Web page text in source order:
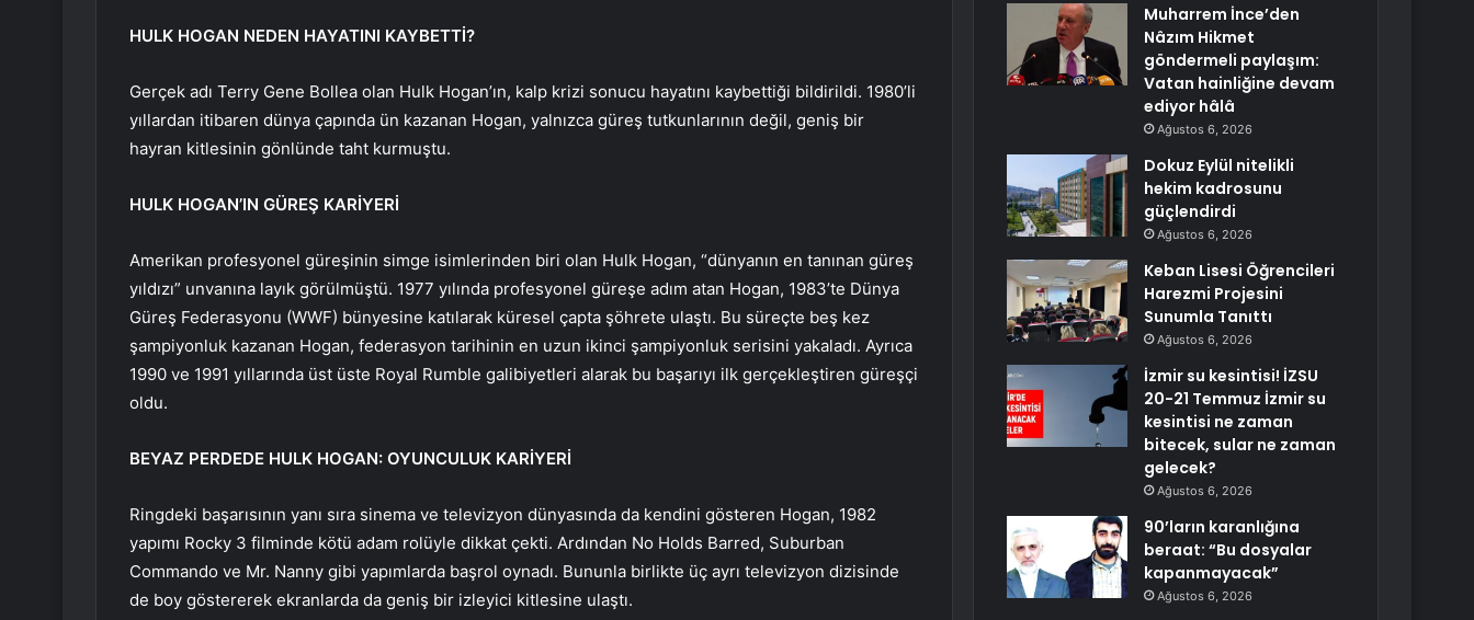
HULK HOGAN NEDEN HAYATINI KAYBETTİ?
Gerçek adı Terry Gene Bollea olan Hulk Hogan’ın, kalp krizi sonucu hayatını kaybettiği bildirildi. 1980’li
yıllardan itibaren dünya çapında ün kazanan Hogan, yalnızca güreş tutkunlarının değil, geniş bir
hayran kitlesinin gönlünde taht kurmuştu.
HULK HOGAN’IN GÜREŞ KARİYERİ
Amerikan profesyonel güreşinin simge isimlerinden biri olan Hulk Hogan, “dünyanın en tanınan güreş
yıldızı” unvanına layık görülmüştü. 1977 yılında profesyonel güreşe adım atan Hogan, 1983’te Dünya
Güreş Federasyonu (WWF) bünyesine katılarak küresel çapta şöhrete ulaştı. Bu süreçte beş kez
şampiyonluk kazanan Hogan, federasyon tarihinin en uzun ikinci şampiyonluk serisini yakaladı. Ayrıca
1990 ve 1991 yıllarında üst üste Royal Rumble galibiyetleri alarak bu başarıyı ilk gerçekleştiren güreşçi
oldu.
BEYAZ PERDEDE HULK HOGAN: OYUNCULUK KARİYERİ
Ringdeki başarısının yanı sıra sinema ve televizyon dünyasında da kendini gösteren Hogan, 1982
yapımı Rocky 3 filminde kötü adam rolüyle dikkat çekti. Ardından No Holds Barred, Suburban
Commando ve Mr. Nanny gibi yapımlarda başrol oynadı. Bununla birlikte üç ayrı televizyon dizisinde
de boy göstererek ekranlarda da geniş bir izleyici kitlesine ulaştı.
Muharrem İnce’den
Nâzım Hikmet
göndermeli paylaşım:
Vatan hainliğine devam
ediyor hâlâ
Ağustos 6, 2026
Dokuz Eylül nitelikli
hekim kadrosunu
güçlendirdi
Ağustos 6, 2026
Keban Lisesi Öğrencileri
Harezmi Projesini
Sunumla Tanıttı
Ağustos 6, 2026
İzmir su kesintisi! İZSU
20-21 Temmuz İzmir su
kesintisi ne zaman
bitecek, sular ne zaman
gelecek?
Ağustos 6, 2026
90’ların karanlığına
beraat: “Bu dosyalar
kapanmayacak”
Ağustos 6, 2026